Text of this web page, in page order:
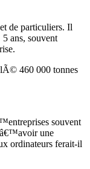
de particuliers. Il
ans, souvent
460 000 tonnes
souvent
une
ordinateurs ferait-il